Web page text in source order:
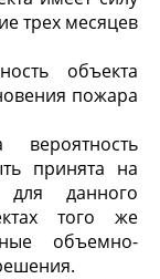
трех месяцев
объекта
пожара
вероятность
принята на
для данного
того же
объемно-